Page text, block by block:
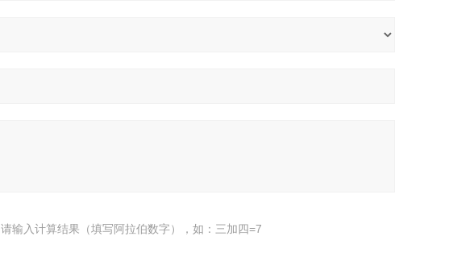
请输入计算结果（填写阿拉伯数字），如：三加四=7